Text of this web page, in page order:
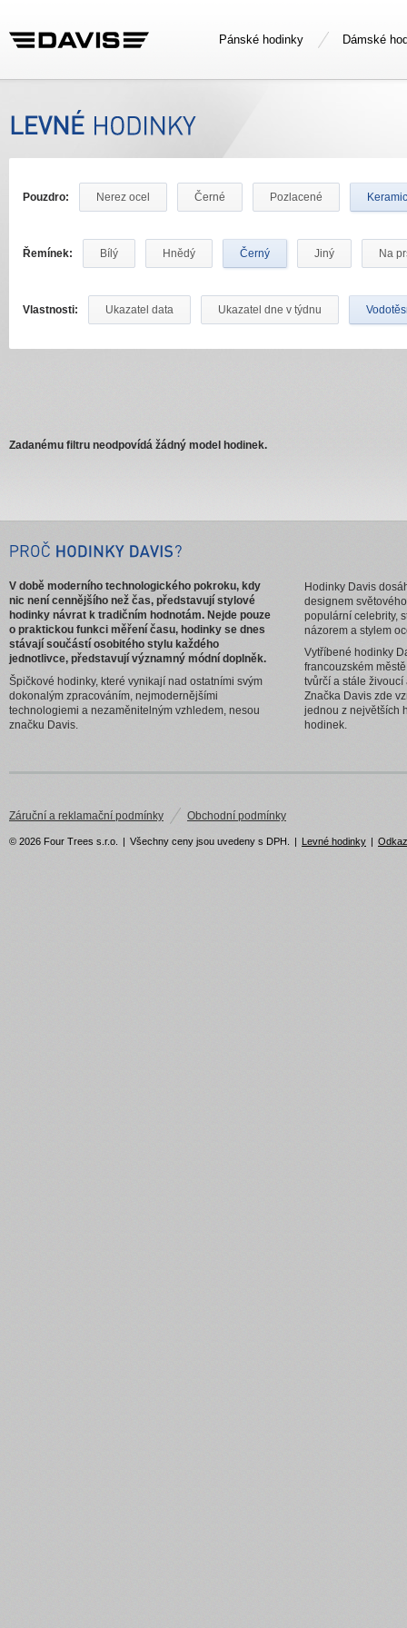
Pánské hodinky Dámské
Pouzdro: Nerez ocel Černé Pozlacené
Řemínek: Bílý Hnědý Černý Jiný Na
Vlastnosti: Ukazatel data Ukazatel dne v týdnu
Zadanému filtru neodpovídá žádný model hodinek.
V době moderního technologického pokroku, kdy
nic není cennějšího než čas, představují stylové
hodinky návrat k tradičním hodnotám. Nejde pouze
o praktickou funkci měření času, hodinky se dnes
stávají součástí osobitého stylu každého
jednotlivce, představují významný módní doplněk.
Špičkové hodinky, které vynikají nad ostatními svým
dokonalým zpracováním, nejmodernějšími
technologiemi a nezaměnitelným vzhledem, nesou
značku Davis.
Hodinky Davis
designem
populární celebrity,
názorem a stylem
Vytříbené hodinky
francouzském
tvůrčí a stále
Značka Davis zde
jednou z největších
hodinek.
Záruční a reklamační podmínky Obchodní podmínky
© 2026 Four Trees s.r.o. Všechny ceny jsou uvedeny s DPH. Levné hodinky